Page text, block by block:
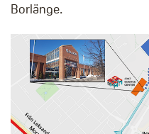
Borlänge.